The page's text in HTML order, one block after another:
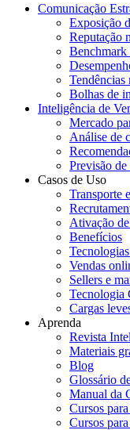
Comunicação
Exposição
Reputação
Benchmark
Tendências
Bolhas de
Inteligência de
Mercado
Análise de
Previsão de
Casos de Uso
Transporte
Ativação
Benefícios
Vendas
Sellers e
Tecnologia
Cargas
Aprenda
Revista
Materiais
Blog
Glossário
Manual da
Cursos
Cursos